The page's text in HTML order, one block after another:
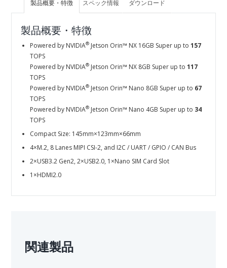
製品概要・特徴 スペック情報 ダウンロード
製品概要・特徴
Powered by NVIDIA® Jetson Orin™ NX 16GB Super up to157
TOPS
Powered by NVIDIA® Jetson Orin™ NX 8GB Super up to117
TOPS
Powered by NVIDIA® Jetson Orin™ Nano 8GB Super up to 67
TOPS
Powered by NVIDIA® Jetson Orin™ Nano 4GB Super up to 34
TOPS
Compact Size: 145mm×123mm×66mm
4×M.2, 8 Lanes MIPI CSI-2, and I2C / UART / GPIO / CAN Bus
2×USB3.2 Gen2, 2×USB2.0, 1×Nano SIM Card Slot
1×HDMI2.0
関連製品